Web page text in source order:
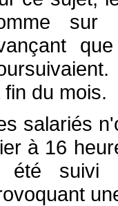
sur
fin du mois.
salariés
à 16
été suivi